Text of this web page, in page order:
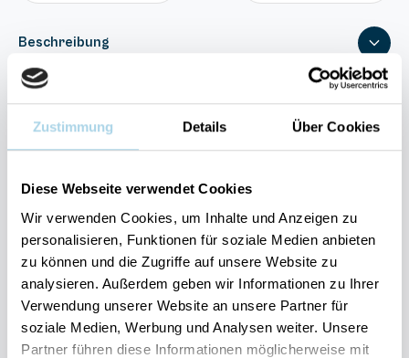
Zustimmung Details Über Cookies
Diese Webseite verwendet Cookies
Wir verwenden Cookies, um Inhalte und Anzeigen zu
personalisieren, Funktionen für soziale Medien anbieten
zu können und die Zugriffe auf unsere Website zu
analysieren. Außerdem geben wir Informationen zu Ihrer
Verwendung unserer Website an unsere Partner für
soziale Medien, Werbung und Analysen weiter. Unsere
Partner führen diese Informationen möglicherweise mit
Beschreibung
Ausstattung
Ihre Vorteile auf einen Blick:
Bestpreis-Garantie für Ihren Urlaub
Flexible An- und Abreise 24/7 möglich
Risikofrei bis 60 Tage vorher stornieren
Sofortige Buchungsbestätigung